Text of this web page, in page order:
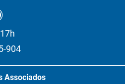
904
Associados